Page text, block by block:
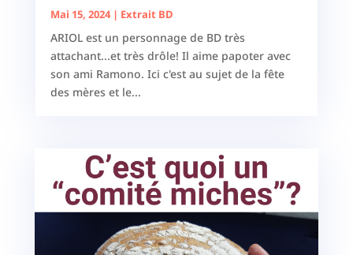
Mai 15, 2024| Extrait BD
ARIOL est un personnage de BD très
attachant...et très drôle! Il aime papoter avec
son ami Ramono. Ici c'est au sujet de la fête
des mères et le...